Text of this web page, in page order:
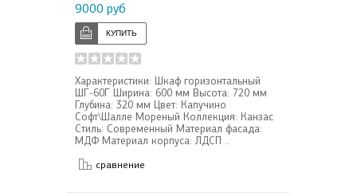
9000 руб
Характеристики: Шкаф горизонтальный
ШГ-60Г Ширина: 600 мм Высота: 720 мм
Глубина: 320 мм Цвет: Капучино
Софт\Шалле Мореный Коллекция: Канзас
Стиль: Современный Материал фасада:
МДФ Материал корпуса: ЛДСП ..
сравнение